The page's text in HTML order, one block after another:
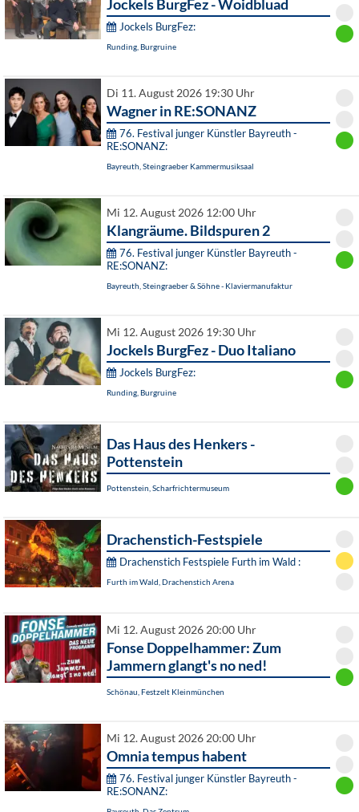
Jockels BurgFez - Woidbluad
Jockels BurgFez:
Runding, Burgruine
Di 11. August 2026 19:30 Uhr
Wagner in RE:SONANZ
76. Festival junger Künstler Bayreuth -
RE:SONANZ:
Bayreuth, Steingraeber Kammermusiksaal
Mi 12. August 2026 12:00 Uhr
Klangräume. Bildspuren 2
76. Festival junger Künstler Bayreuth -
RE:SONANZ:
Bayreuth, Steingraeber & Söhne - Klaviermanufaktur
Mi 12. August 2026 19:30 Uhr
Jockels BurgFez - Duo Italiano
Jockels BurgFez:
Runding, Burgruine
Das Haus des Henkers -
Pottenstein
Pottenstein, Scharfrichtermuseum
Drachenstich-Festspiele
Drachenstich Festspiele Furth im Wald :
Furth im Wald, Drachenstich Arena
Mi 12. August 2026 20:00 Uhr
Fonse Doppelhammer: Zum
Jammern glangt's no ned!
Schönau, Festzelt Kleinmünchen
Mi 12. August 2026 20:00 Uhr
Omnia tempus habent
76. Festival junger Künstler Bayreuth -
RE:SONANZ: